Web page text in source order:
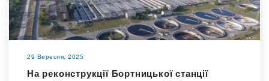
29 Вересня, 2025
На реконструкції Бортницької станції